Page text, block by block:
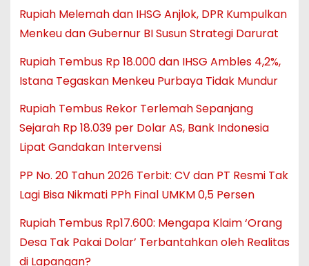
Rupiah Melemah dan IHSG Anjlok, DPR Kumpulkan
Menkeu dan Gubernur BI Susun Strategi Darurat
Rupiah Tembus Rp 18.000 dan IHSG Ambles 4,2%,
Istana Tegaskan Menkeu Purbaya Tidak Mundur
Rupiah Tembus Rekor Terlemah Sepanjang
Sejarah Rp 18.039 per Dolar AS, Bank Indonesia
Lipat Gandakan Intervensi
PP No. 20 Tahun 2026 Terbit: CV dan PT Resmi Tak
Lagi Bisa Nikmati PPh Final UMKM 0,5 Persen
Rupiah Tembus Rp17.600: Mengapa Klaim ‘Orang
Desa Tak Pakai Dolar’ Terbantahkan oleh Realitas
di Lapangan?